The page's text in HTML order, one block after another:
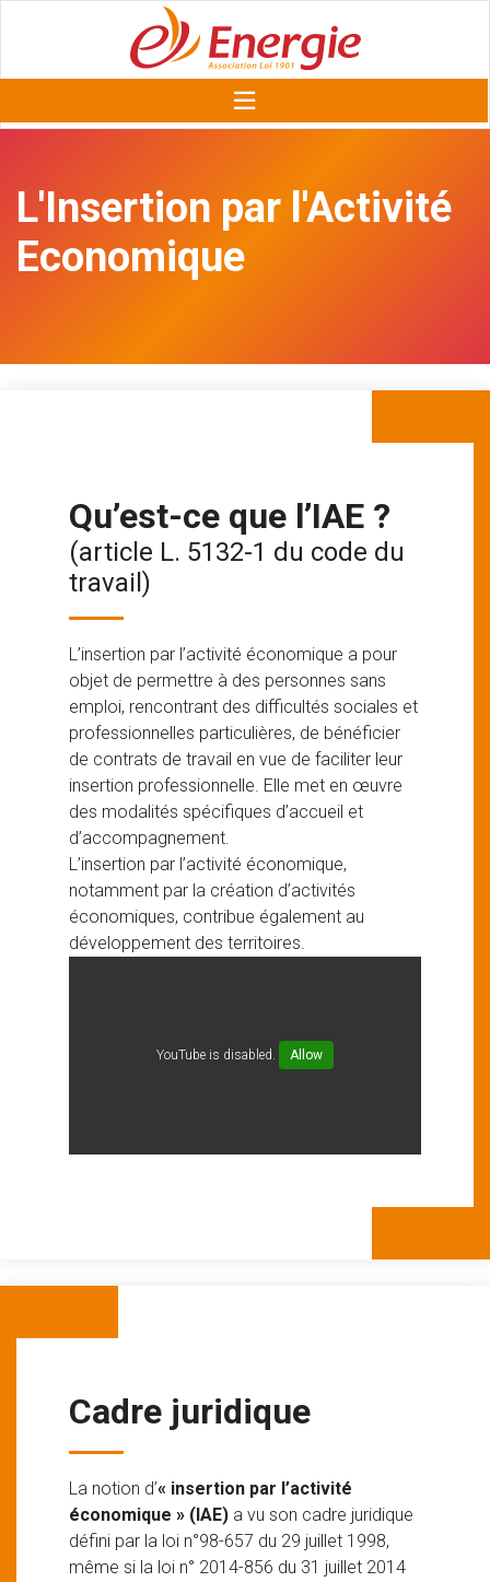
L'Insertion par l'Activité
Economique
Qu’est-ce que l’IAE ?
(article L. 5132-1 du code du
travail)
L’insertion par l’activité économique a pour
objet de permettre à des personnes sans
emploi, rencontrant des difficultés sociales et
professionnelles particulières, de bénéficier
de contrats de travail en vue de faciliter leur
insertion professionnelle. Elle met en œuvre
des modalités spécifiques d’accueil et
d’accompagnement.
L’insertion par l’activité économique,
notamment par la création d’activités
économiques, contribue également au
développement des territoires.
YouTube is disabled. Allow
Cadre juridique
La notion d’« insertion par l’activité
économique » (IAE) a vu son cadre juridique
défini par la loi n°98-657 du 29 juillet 1998,
même si la loi n° 2014-856 du 31 juillet 2014